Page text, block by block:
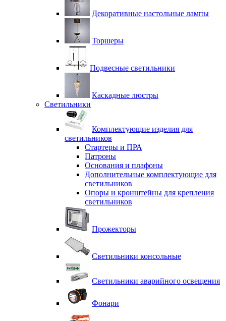
Декоративные настольные лампы
Торшеры
Подвесные светильники
Каскадные люстры
Светильники
Комплектующие изделия для
светильников
Стартеры и ПРА
Патроны
Основания и плафоны
Дополнительные комплектующие для
светильников
Опоры и кронштейны для крепления
светильников
Прожекторы
Светильники консольные
Светильники аварийного освещения
Фонари